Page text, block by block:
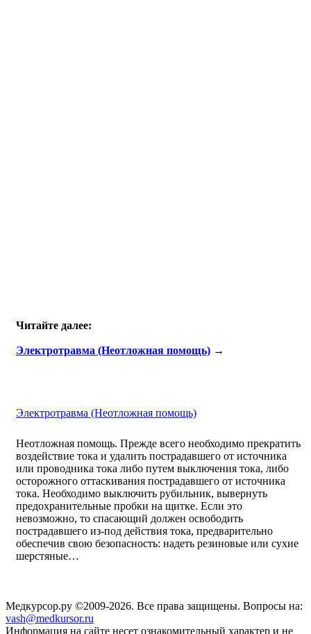
Читайте далее:
Электротравма (Неотложная помощь) →
Электротравма (Неотложная помощь)
Неотложная помощь. Прежде всего необходимо прекратить
воздействие тока и удалить пострадавшего от источника
или проводника тока либо путем выключения тока, либо
осторожного оттаскивания пострадавшего от источника
тока. Необходимо выключить рубильник, вывернуть
предохранительные пробки на щитке. Если это
невозможно, то спасающий должен освободить
пострадавшего из-под действия тока, предварительно
обеспечив свою безопасность: надеть резиновые или сухие
шерстяные…
Медкурсор.ру ©2009-2026. Все права защищены. Вопросы на:
vash@medkursor.ru
Информация на сайте несет ознакомительный характер и не